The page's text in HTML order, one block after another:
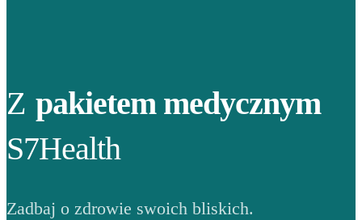
Z pakietem medycznym
S7Health
Zadbaj o zdrowie swoich bliskich.